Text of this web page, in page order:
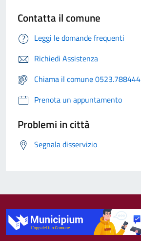
Contatta il comune
Leggi le domande frequenti
Richiedi Assistenza
Chiama il comune 0523.788444
Prenota un appuntamento
Problemi in città
Segnala disservizio